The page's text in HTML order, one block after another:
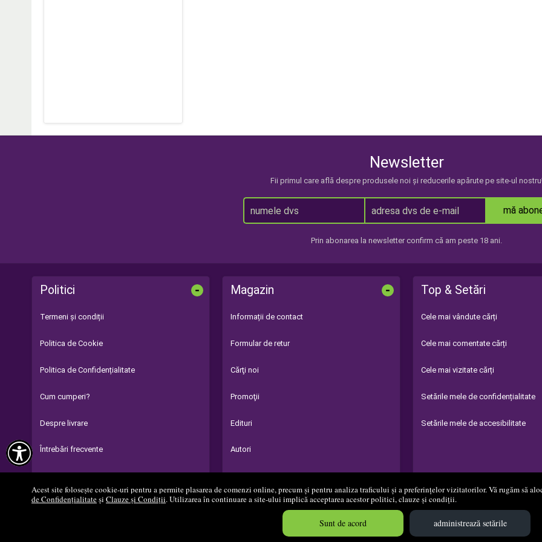

Acest site folosește cookie-uri pentru a permite plasarea de comenzi online, precum și pentru analiza traficului și a preferințelor vizitatorilor. Vă rugăm să
de Confidențialitateși Clauze și Condiții. Utilizarea în continuare a site-ului implică acceptarea acestor politici, clauze și condiții.
Sunt de acord administrează setările
Newsletter
Fii primul care află despre produsele noi și reducerile apărute pe site-ul
mă
Prin abonarea la newsletter confirm că am peste 18 ani.
Politici -
Termeni și condiții
Politica de Cookie
Politica de Confidențialitate
Cum cumperi?
Despre livrare
Întrebări frecvente
Magazin -
Informații de contact
Formular de retur
Cărţi noi
Promoţii
Edituri
Autori
Top & Setări
Cele mai vândute cărți
Cele mai comentate cărți
Cele mai vizitate cărți
Setările mele de confidențialitate
Setările mele de accesibilitate
© 2008 - 2026 S.C. Editura Diamant S.R.L. Magazin online
Created in 0.1341 sec